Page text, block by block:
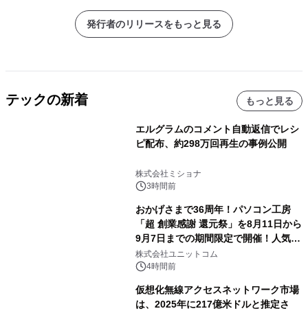
発行者のリリースをもっと見る
テックの新着 もっと見る
エルグラムのコメント自動返信でレシ
ピ配布、約298万回再生の事例公開
株式会社ミショナ
3時間前
おかげさまで36周年！パソコン工房
「超 創業感謝 還元祭」を8月11日から
9月7日までの期間限定で開催！人気の
ゲーミングPCや高性能ノートPCなど
対象iiyama PCのご購入で最大3万円分
相当を還元
株式会社ユニットコム
4時間前
仮想化無線アクセスネットワーク市場
は、2025年に217億米ドルと推定さ